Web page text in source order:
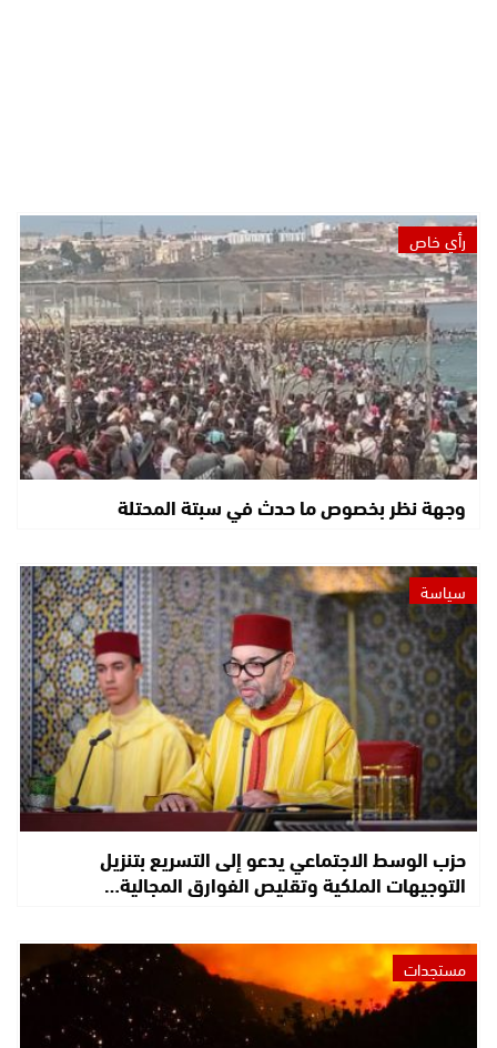
رأي خاص
وجهة نظر بخصوص ما حدث في سبتة المحتلة
سياسة
حزب الوسط الاجتماعي يدعو إلى التسريع بتنزيل
التوجيهات الملكية وتقليص الفوارق المجالية…
مستجدات